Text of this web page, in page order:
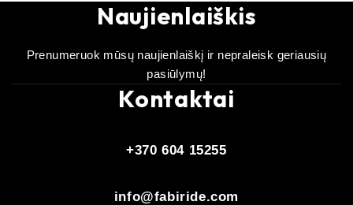
Naujienlaiškis
Prenumeruok mūsų naujienlaiškį ir nepraleisk geriausių
pasiūlymų!
Kontaktai
+370 604 15255
info@fabiride.com